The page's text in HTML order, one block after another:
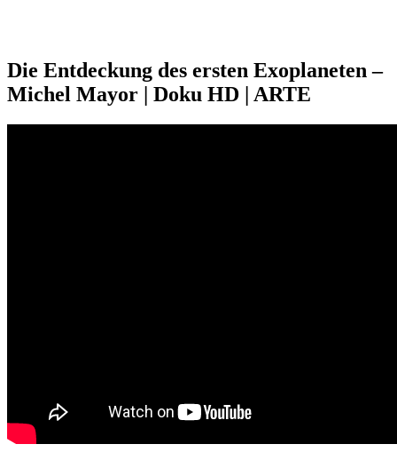
Die Entdeckung des ersten Exoplaneten –
Michel Mayor | Doku HD | ARTE